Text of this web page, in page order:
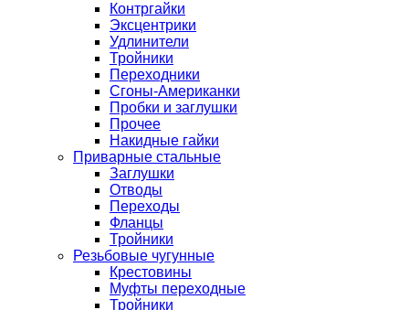
Контргайки
Эксцентрики
Удлинители
Тройники
Переходники
Сгоны-Американки
Пробки и заглушки
Прочее
Накидные гайки
Приварные стальные
Заглушки
Отводы
Переходы
Фланцы
Тройники
Резьбовые чугунные
Крестовины
Муфты переходные
Тройники